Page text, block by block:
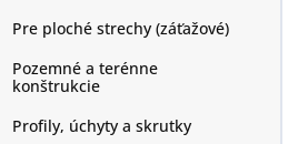
Pre ploché strechy (záťažové)
Pozemné a terénne
konštrukcie
Profily, úchyty a skrutky